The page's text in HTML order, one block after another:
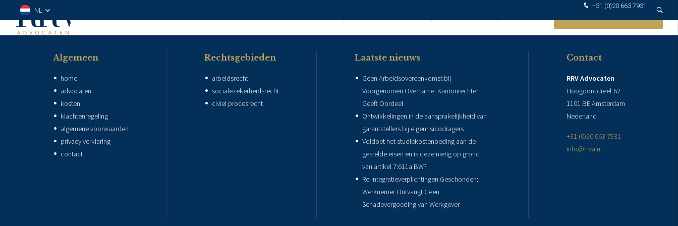
NL
+31 (0)20 663 7931
Algemeen
home
advocaten
kosten
klachtenregeling
algemene voorwaarden
privacy verklaring
contact
Rechtsgebieden
arbeidsrecht
socialezekerheidsrecht
civiel procesrecht
Laatste nieuws
Geen Arbeidsovereenkomst bij
Voorgenomen Overname: Kantonrechter
Geeft Oordeel
Ontwikkelingen in de aansprakelijkheid van
garantstellers bij eigenrisicodragers
Voldoet het studiekostenbeding aan de
gestelde eisen en is deze nietig op grond
van artikel 7:611a BW?
Re-integratieverplichtingen Geschonden:
Werknemer Ontvangt Geen
Schadevergoeding van Werkgever
Contact
RRV Advocaten
Hoogoorddreef 62
1101 BE Amsterdam
Nederland
+31 (0)20 663 7931
info@rrva.nl